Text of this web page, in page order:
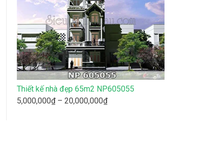
đến
20,000,000₫
Thiết kế nhà đẹp 65m2 NP605055
5,000,000₫ – 20,000,000₫Khoảng